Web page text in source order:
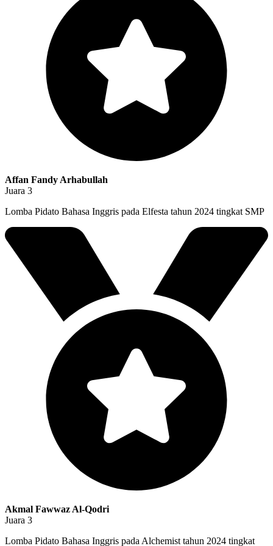
Affan Fandy Arhabullah
Juara 3
Lomba Pidato Bahasa Inggris pada Elfesta tahun 2024 tingkat SMP
Akmal Fawwaz Al-Qodri
Juara 3
Lomba Pidato Bahasa Inggris pada Alchemist tahun 2024 tingkat